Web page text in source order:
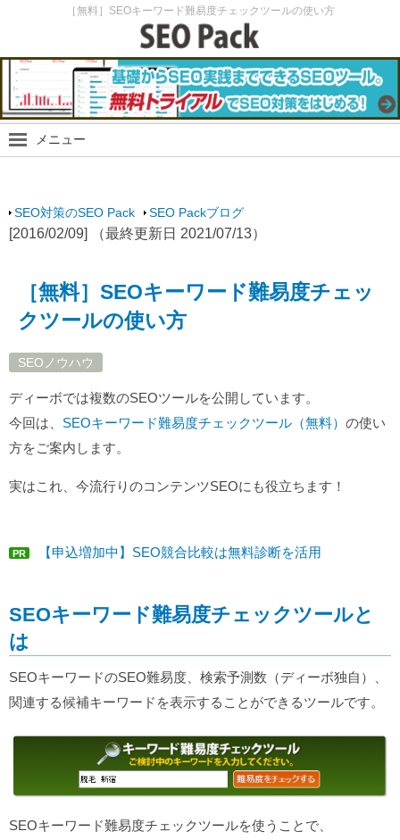
［無料］SEOキーワード難易度チェックツールの使い方
メニュー
SEO実験
SEO Packサイト
SEO対策のSEO Pack SEO Packブログ
[2016/02/09] （最終更新日 2021/07/13）
［無料］SEOキーワード難易度チェッ
クツールの使い方
SEOノウハウ
ディーボでは複数のSEOツールを公開しています。
今回は、 SEOキーワード難易度チェックツール（無料） の使い
方をご案内します。
実はこれ、今流行りのコンテンツSEOにも役立ちます！
PR 【申込増加中】SEO競合比較は無料診断を活用
SEOキーワード難易度チェックツールと
は
SEOキーワードのSEO難易度、検索予測数（ディーボ独自）、
関連する候補キーワードを表示することができるツールです。
SEOキーワード難易度チェックツールを使うことで、